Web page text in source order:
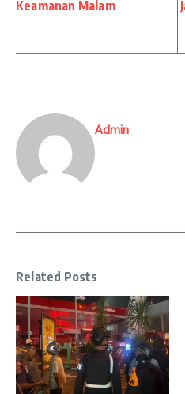
Keamanan Malam
Admin
Related Posts